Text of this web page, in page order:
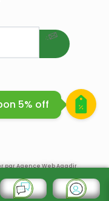
parAgence Web Agadir
5% off